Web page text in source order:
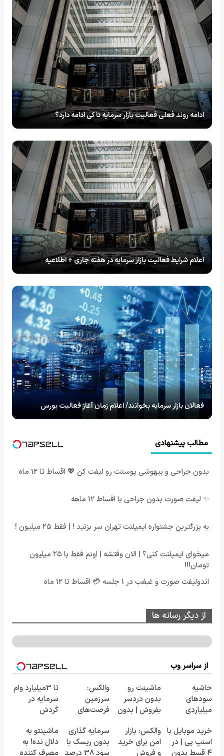
ادامه روند فعلی فعالیت بازار سرمایه تا کی ادامه دارد؟
اعلام شرایط فعالیت بازار سرمایه در هفته جاری + اطلاعیه
فعالان بازار سرمایه بخوانند/ اعلام زمان آغاز فعالیت بورس
مطالب پیشنهادی
بدون جراحی و بیهوشی پوستت رو لیفت کن 💖 اقساط تا 12 ماه
✨ لیفت صورت بدون جراحی با اقساط 12 ماهه
به بزرگترین جشنواره ایمپلنت تهران سر بزنید ! | فقط ۲۵ میلیون !
میخوای ایمپلنت کنی؟ | الان وقتشه | اونم فقط با ۲۵ میلیون
تومان!!!
اندولیفت صورت و غبغب در 1 جلسه 💳 اقساط تا 12 ماه
از دیگر رسانه ها
از سراسر وب
حاشیه
سودهای
میلیاردی
مناقصات VIP
با اشتراکات
ماشینت رو
بدون دردسر
بفروش | بدون
والکس:
سرزمین
فرصت‌های
دیجیتال شما
تا 3میلیارد وام
سرمایه در
گردش
فروشگاهت رو
ثبت کن
خرید موبایل با
اسنپ پی | در
۴ قسط بدون
والکس: بازار
امن برای خرید
و فروش
سرمایه گذاری
بدون ریسک با
سود 38 درصد
ماشینتو به
دلال نده! به
مصرف کننده